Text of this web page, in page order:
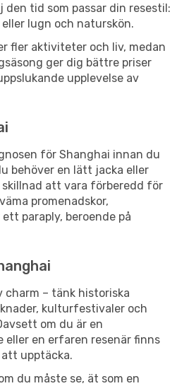
den tid som passar din resestil:
lugn och naturskön.
fler aktiviteter och liv, medan
ger dig bättre priser
upplevelse av
för Shanghai innan du
behöver en lätt jacka eller
att vara förberedd för
promenadskor,
paraply, beroende på
charm – tänk historiska
kulturfestivaler och
om du är en
eller en erfaren resenär finns
upptäcka.
du måste se, ät som en